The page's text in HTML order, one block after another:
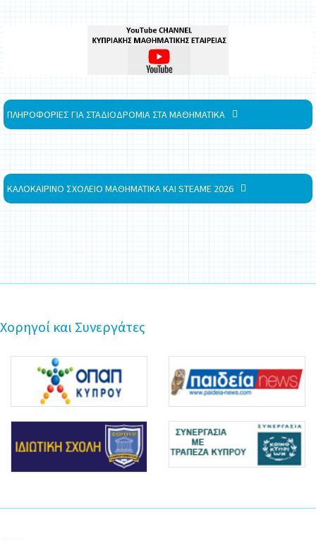
ΠΛΗΡΟΦΟΡΙΕΣ ΓΙΑ ΣΤΑΔΙΟΔΡΟΜΙΑ ΣΤΑ ΜΑΘΗΜΑΤΙΚΑ
ΚΑΛΟΚΑΙΡΙΝΟ ΣΧΟΛΕΙΟ ΜΑΘΗΜΑΤΙΚΑ ΚΑΙ STEAME 2026
Χορηγοί και Συνεργάτες